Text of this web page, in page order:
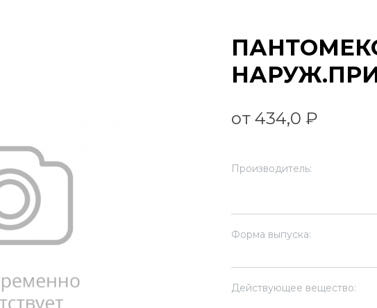
от 434,0 ₽
Производитель:
Форма выпуска:
Действующее вещество: